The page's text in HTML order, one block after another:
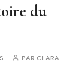
du
PAR CLARA